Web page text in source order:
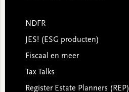
NDFR
JES! (ESG producten)
Fiscaal en meer
Tax Talks
Register Estate Planners (REP)